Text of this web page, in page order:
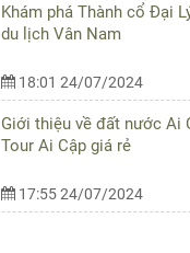
Khám phá Thành cổ Đại
du lịch Vân Nam
18:01 24/07/2024
Giới thiệu về đất nước Ai
Tour Ai Cập giá rẻ
17:55 24/07/2024